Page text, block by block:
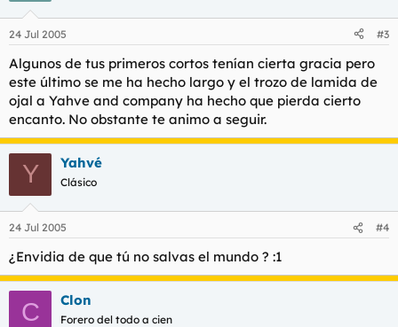
24 Jul 2005 #3
Algunos de tus primeros cortos tenían cierta gracia pero
este último se me ha hecho largo y el trozo de lamida de
ojal a Yahve and company ha hecho que pierda cierto
encanto. No obstante te animo a seguir.
Y Yahvé
Clásico
24 Jul 2005 #4
¿Envidia de que tú no salvas el mundo ? :1
C Clon
Forero del todo a cien